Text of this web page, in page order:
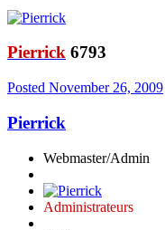
Pierrick 6793
Posted November 26, 2009
Pierrick
Webmaster/Admin
Administrateurs